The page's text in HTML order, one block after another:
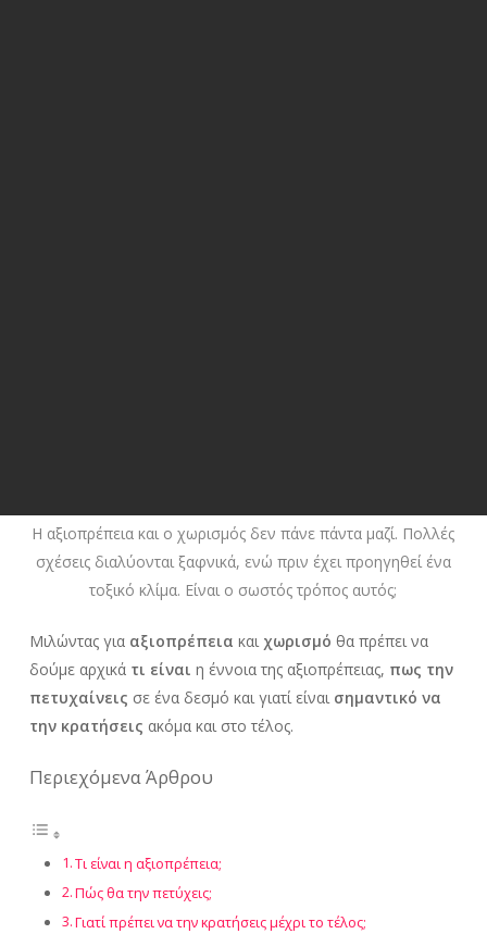
Η αξιοπρέπεια και ο χωρισμός δεν πάνε πάντα μαζί. Πολλές
σχέσεις διαλύονται ξαφνικά, ενώ πριν έχει προηγηθεί ένα
τοξικό κλίμα. Είναι ο σωστός τρόπος αυτός;
Μιλώντας για αξιοπρέπεια και χωρισμό θα πρέπει να
δούμε αρχικά τι είναι η έννοια της αξιοπρέπειας, πως την
πετυχαίνεις σε ένα δεσμό και γιατί είναι σημαντικό να
την κρατήσεις ακόμα και στο τέλος.
Περιεχόμενα Άρθρου
Τι είναι η αξιοπρέπεια;
Πώς θα την πετύχεις;
Γιατί πρέπει να την κρατήσεις μέχρι το τέλος;